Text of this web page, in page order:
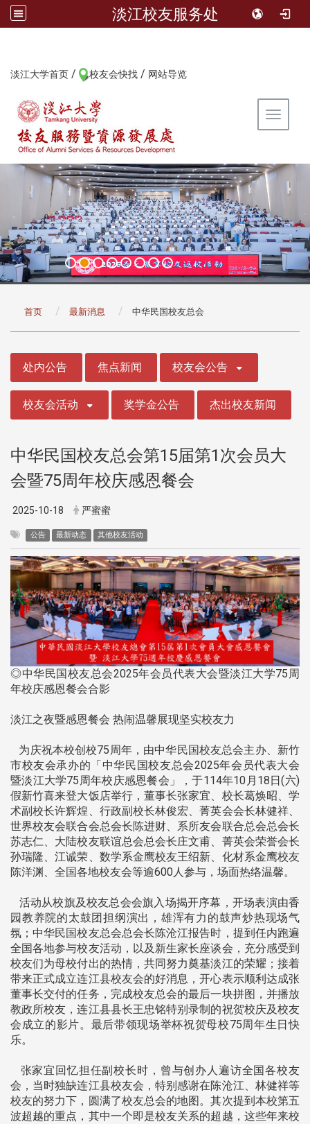
淡江校友服务处
淡江大学首页 / 校友会快找 / 网站导览
Toggle
首页 最新消息 中华民国校友总会
处内公告 焦点新闻 校友会公告
校友会活动 奖学金公告 杰出校友新闻
中华民国校友总会第15届第1次会员大
会暨75周年校庆感恩餐会
2025-10-18 严蜜蜜
公告 最新动态 其他校友活动
◎中华民国校友总会2025年会员代表大会暨淡江大学75周
年校庆感恩餐会合影
淡江之夜暨感恩餐会 热闹温馨展现坚实校友力
为庆祝本校创校75周年，由中华民国校友总会主办、新竹
市校友会承办的「中华民国校友总会2025年会员代表大会
暨淡江大学75周年校庆感恩餐会」，于114年10月18日(六)
假新竹喜来登大饭店举行，董事长张家宜、校长葛焕昭、学
术副校长许辉煌、行政副校长林俊宏、菁英会会长林健祥、
世界校友会联合会总会长陈进财、系所友会联合总会总会长
苏志仁、大陆校友联谊总会总会长庄文甫、菁英会荣誉会长
孙瑞隆、江诚荣、数学系金鹰校友王绍新、化材系金鹰校友
陈洋渊、全国各地校友会等逾600人参与，场面热络温馨。
活动从校旗及校友总会会旗入场揭开序幕，开场表演由香
园教养院的太鼓团担纲演出，雄浑有力的鼓声炒热现场气
氛；中华民国校友总会总会长陈沧江报告时，提到任内跑遍
全国各地参与校友活动，以及新生家长座谈会，充分感受到
校友们为母校付出的热情，共同努力奠基淡江的荣耀；接着
带来正式成立连江县校友会的好消息，开心表示顺利达成张
董事长交付的任务，完成校友总会的最后一块拼图，并播放
教政所校友，连江县县长王忠铭特别录制的祝贺校庆及校友
会成立的影片。最后带领现场举杯祝贺母校75周年生日快
乐。
张家宜回忆担任副校长时，曾与创办人遍访全国各校友
会，当时独缺连江县校友会，特别感谢在陈沧江、林健祥等
校友的努力下，圆满了校友总会的地图。其次提到本校第五
波超越的重点，其中一个即是校友关系的超越，这些年来校